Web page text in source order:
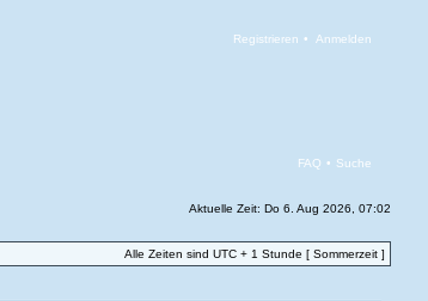
Registrieren • Anmelden
FAQ • Suche
Aktuelle Zeit: Do 6. Aug 2026, 07:02
Alle Zeiten sind UTC + 1 Stunde [ Sommerzeit ]